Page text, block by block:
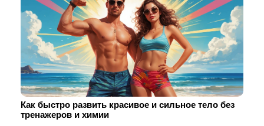
Как быстро развить красивое и сильное тело без
тренажеров и химии